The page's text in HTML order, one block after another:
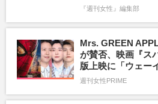
『週刊女性』編集部
Mrs. GREEN
が賛否、映画『ス
版上映に「ウェー
週刊女性PRIME